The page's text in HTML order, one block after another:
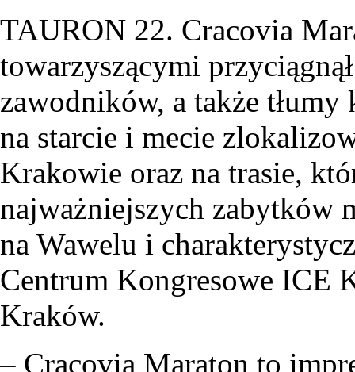
TAURON 22. Cracovia
towarzyszącymi
zawodników, a także
na starcie i mecie
Krakowie oraz na trasie,
najważniejszych zabytków
na Wawelu i
Centrum Kongresowe ICE
Kraków.
– Cracovia Maraton to